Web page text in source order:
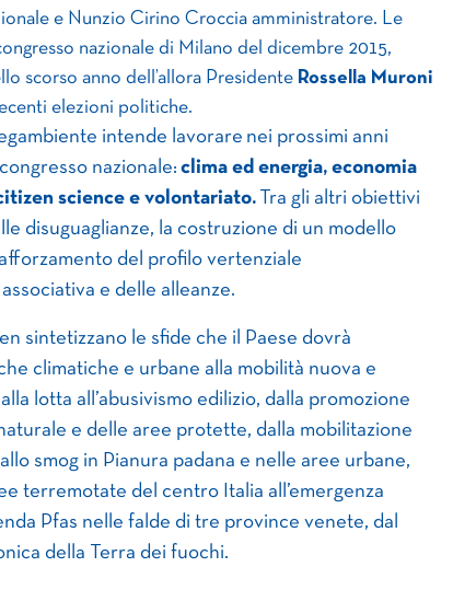
e Nunzio Cirino Croccia amministratore. Le
nazionale di Milano del dicembre 2015,
scorso anno dell’allora Presidente Rossella Muroni
elezioni politiche.
intende lavorare nei prossimi anni
nazionale: clima ed energia, economia
science e volontariato. Tra gli altri obiettivi
disuguaglianze, la costruzione di un modello
del profilo vertenziale
e delle alleanze.
sintetizzano le sfide che il Paese dovrà
climatiche e urbane alla mobilità nuova e
lotta all’abusivismo edilizio, dalla promozione
e delle aree protette, dalla mobilitazione
smog in Pianura padana e nelle aree urbane,
terremotate del centro Italia all’emergenza
Pfas nelle falde di tre province venete, dal
della Terra dei fuochi.